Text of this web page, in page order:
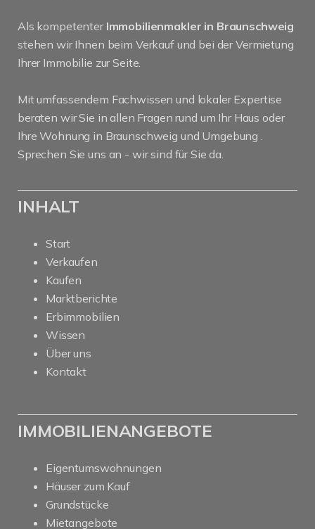
Als kompetenter Immobilienmakler in Braunschweig
stehen wir Ihnen beim Verkauf und bei der Vermietung
Ihrer Immobilie zur Seite.
Mit umfassendem Fachwissen und lokaler Expertise
beraten wir Sie in allen Fragen rund um Ihr Haus oder
Ihre Wohnung in Braunschweig und Umgebung .
Sprechen Sie uns an - wir sind für Sie da.
INHALT
Start
Verkaufen
Kaufen
Marktberichte
Erbimmobilien
Wissen
Über uns
Kontakt
IMMOBILIENANGEBOTE
Eigentumswohnungen
Häuser zum Kauf
Grundstücke
Mietangebote